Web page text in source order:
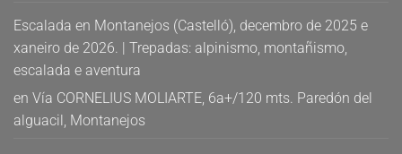
Escalada en Montanejos (Castelló), decembro de 2025 e
xaneiro de 2026. | Trepadas: alpinismo, montañismo,
escalada e aventura
en Vía CORNELIUS MOLIARTE, 6a+/120 mts. Paredón del
alguacil, Montanejos